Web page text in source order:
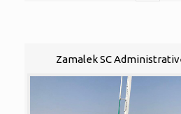
Zamalek SC